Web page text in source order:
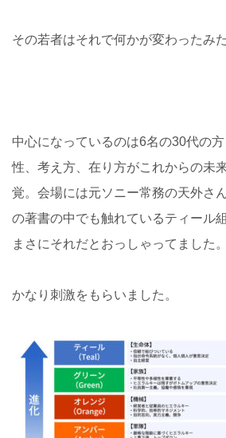
その若者はそれで何かが変わったみ
中心になっているのは6名の30代の
性、考え方、在り方がこれからの未
覚。会場には元ソニー常務の天外さ
の著書の中でも触れているティール
まさにそれだとおっしゃってました。
かなり刺激をもらいました。